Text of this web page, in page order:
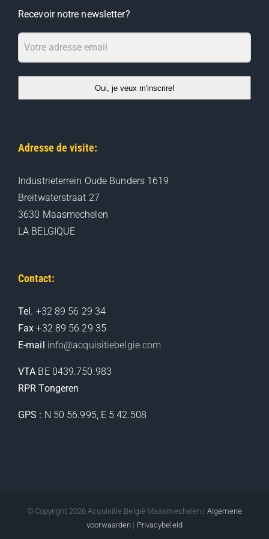
Recevoir notre newsletter?
Oui, je veux m'inscrire!
Adresse de visite:
Industrieterrein Oude Bunders 1619
Breitwaterstraat 27
3630 Maasmechelen
LA BELGIQUE
Contact:
Tel . +32 89 56 29 34
Fax+32 89 56 29 35
E-mail info@acquisitiebelgie.com
VTA BE 0439.750.983
RPR Tongeren
GPS : N 50 56.995, E 5 42.508
© Copyright 2026 Acquisitie België Maasmechelen | Algemene
voorwaarden | Privacybeleid